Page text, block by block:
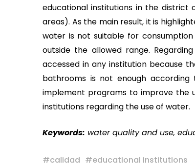
educational institutions in the
areas). As the main result, it is
water is not suitable for
outside the allowed range.
accessed in any institution because
bathrooms is not enough
implement programs to improve the
institutions regarding the use of water.
Keywords: water quality and use,
#calidad #educational institutions